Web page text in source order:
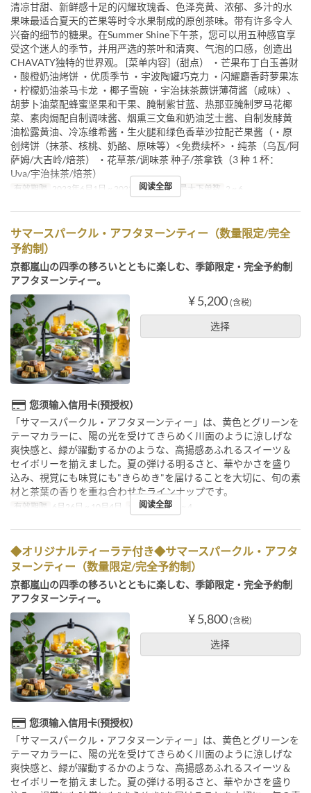
清凉甘甜、新鲜感十足的闪耀玫瑰香、色泽亮黄、浓郁、多汁的水
果味最适合夏天的芒果等时令水果制成的原创茶味。带有许多令人
兴奋的细节的糖果。在Summer Shine下午茶，您可以用五种感官享
受这个迷人的季节，并用严选的茶叶和清爽、气泡的口感，创造出
CHAVATY独特的世界观。 [菜单内容]（甜点） ・芒果布丁白玉善财
・酸橙奶油烤饼 ・优质季节 ・宇波陶罐巧克力 ・闪耀麝香莳萝果冻
・柠檬奶油茶马卡龙 ・椰子雪碗 ・宇治抹茶蕨饼薄荷酱（咸味）、
胡萝卜油菜配蜂蜜坚果和干果、腌制紫甘蓝、热那亚腌制罗马花椰
菜、素肉焗配自制调味酱、烟熏三文鱼和奶油芝士酱、自制发酵黄
油松露黄油、冷冻维希酱・生火腿和绿色香草沙拉配芒果酱（・原
创烤饼（抹茶、核桃、奶酪、原味等）<免费续杯> ・纯茶（乌瓦/阿
萨姆/大吉岭/焙茶） ・花草茶/调味茶 种子/茶拿铁（3 种 1 杯：
Uva/宇治抹茶/焙茶）
有效期限 2023年6月1日 ~ 2023年9月17日 最大下单数 2 ~ 6
阅读全部
サマースパークル・アフタヌーンティー（数量限定/完全
予約制）
京都嵐山の四季の移ろいとともに楽しむ、季節限定・完全予約制
アフタヌーンティー。
¥ 5,200 (含税)
选择
您须输入信用卡(预授权）
「サマースパークル・アフタヌーンティー」は、黄色とグリーンを
テーマカラーに、陽の光を受けてきらめく川面のように涼しげな
爽快感と、緑が躍動するかのような、高揚感あふれるスイーツ＆
セイボリーを揃えました。夏の弾ける明るさと、華やかさを盛り
込み、視覚にも味覚にも"きらめき"を届けることを大切に、旬の素
材と茶葉の香りを重ね合わせたラインナップです。
有效期限 6月26日 ~ 10月4日 最大下单数 2 ~ 4
阅读全部
◆オリジナルティーラテ付き◆サマースパークル・アフタ
ヌーンティー（数量限定/完全予約制）
京都嵐山の四季の移ろいとともに楽しむ、季節限定・完全予約制
アフタヌーンティー。
¥ 5,800 (含税)
选择
您须输入信用卡(预授权）
「サマースパークル・アフタヌーンティー」は、黄色とグリーンを
テーマカラーに、陽の光を受けてきらめく川面のように涼しげな
爽快感と、緑が躍動するかのような、高揚感あふれるスイーツ＆
セイボリーを揃えました。夏の弾ける明るさと、華やかさを盛り